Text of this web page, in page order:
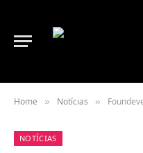
Home » Notícias » Foundever™
NOTÍCIAS